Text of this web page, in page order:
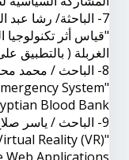
7- الباحثة/ رشا
"قياس أثر
الغربلة ( بالتطبيق
8- الباحث / محمد محمود حنفى محمود عن رسالته بعنوان:
"A Proposed GIS Model to Enhance Emergency System
Blood Bank"
9- الباحث / ياسر صلاح الدين كامل محمد عن رسالته بعنوان:
"A Proposed Model to Optimize Virtual Reality (VR) -